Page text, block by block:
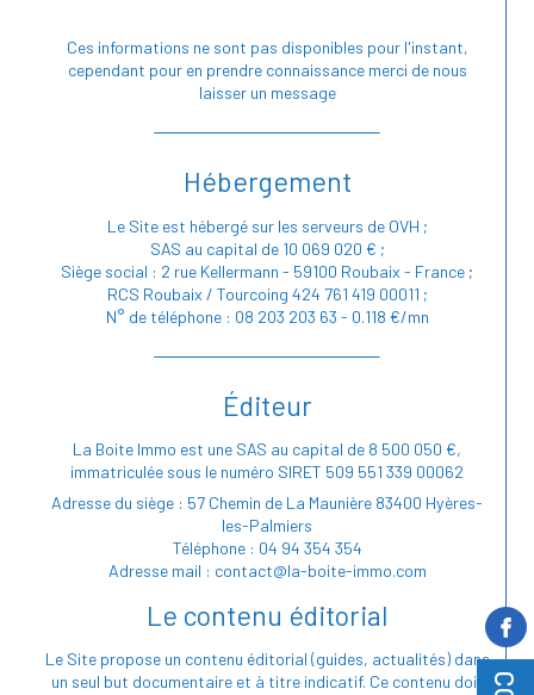
Ces informations ne sont pas disponibles pour l'instant,
cependant pour en prendre connaissance merci de nous
laisser un message
Hébergement
Le Site est hébergé sur les serveurs de OVH ;
SAS au capital de 10 069 020 € ;
Siège social : 2 rue Kellermann - 59100 Roubaix - France ;
RCS Roubaix / Tourcoing 424 761 419 00011 ;
N° de téléphone : 08 203 203 63 - 0.118 €/mn
Éditeur
La Boite Immo est une SAS au capital de 8 500 050 €,
immatriculée sous le numéro SIRET 509 551 339 00062
Adresse du siège : 57 Chemin de La Maunière 83400 Hyères-
les-Palmiers
Téléphone : 04 94 354 354
Adresse mail : contact@la-boite-immo.com
Le contenu éditorial
Le Site propose un contenu éditorial (guides, actualités) dans
un seul but documentaire et à titre indicatif. Ce contenu doit